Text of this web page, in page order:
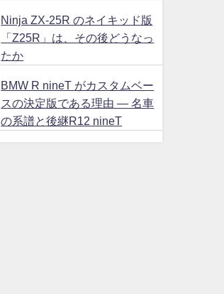
Ninja ZX-25R のネイキッド版
「Z25R」は、その後どうなっ
たか
BMW R nineT がカスタムベー
スの決定版である理由 ― 名車
の系譜と後継R12 nineT